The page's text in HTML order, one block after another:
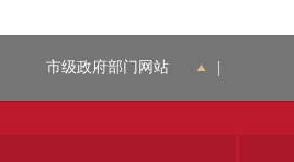
市级政府部门网站